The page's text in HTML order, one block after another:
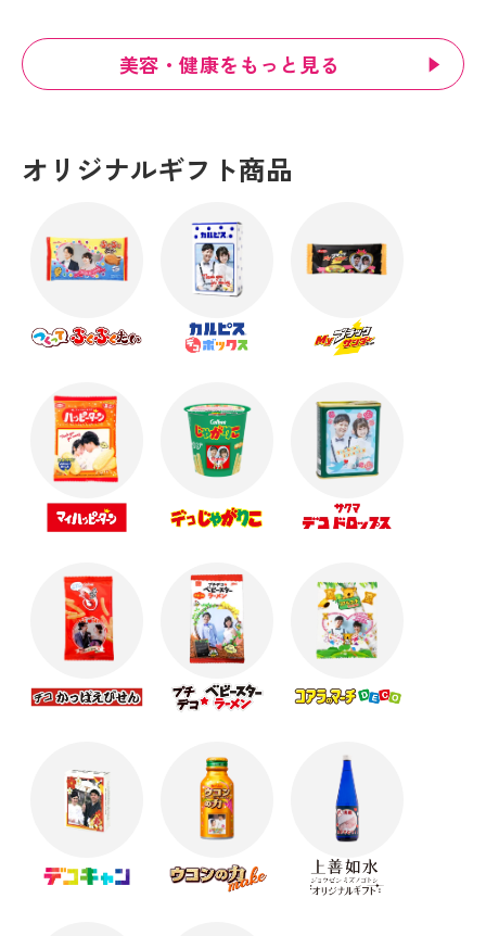
美容・健康をもっと見る
オリジナルギフト商品